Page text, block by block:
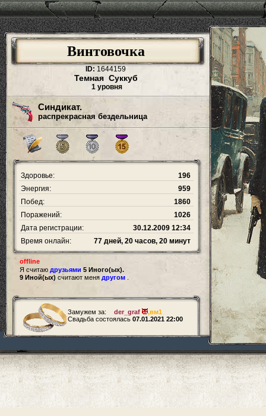
Винтовочка
ID: 1644159
Темная Суккуб
1 уровня
Синдикат.
распрекрасная бездельница
Здоровье:
196
Энергия:
959
Побед:
1860
Поражений:
1026
Дата регистрации:
30.12.2009 12:34
Время онлайн:
77 дней, 20 часов, 20 минут
offline
Я считаю друзьями 5 Иного(ых).
9 Иной(ых) считают меня другом
Замужем за: der_graf ,вм1
Свадьба состоялась 07.01.2021 22:00